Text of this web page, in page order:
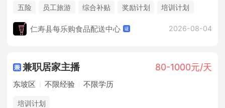
五险 员工旅游 综合补贴 奖励计划 培训计划
仁寿县每乐购食品配送中心 2026-08-04
兼职居家主播 80-1000元/天
东坡区 不限经验 不限学历
培训计划